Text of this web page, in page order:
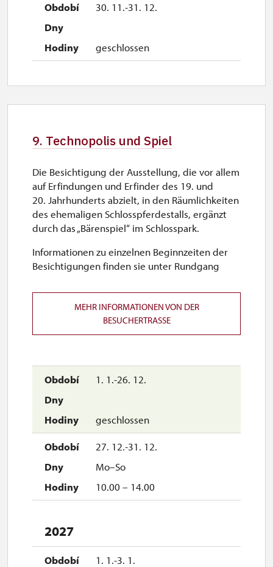
30. 11.-31. 12.
geschlossen
9. Technopolis und Spiel
1. 1.-26. 12.
geschlossen
27. 12.-31. 12.
Mo–So
10.00 – 14.00
2027
1. 1.-3. 1.
Die Besichtigung der Ausstellung, die vor allem
auf Erfindungen und Erfinder des 19. und
20. Jahrhunderts abzielt, in den Räumlichkeiten
des ehemaligen Schlosspferdestalls, ergänzt
durch das „Bärenspiel“ im Schlosspark.
Informationen zu einzelnen Beginnzeiten der
Besichtigungen finden sie unter Rundgang
MEHR INFORMATIONEN VON DER
BESUCHERTRASSE